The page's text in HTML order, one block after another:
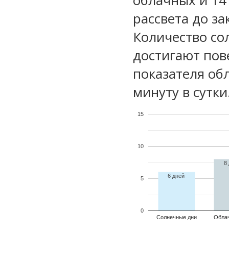
рассвета до
Количество
достигают
показателя
минуту в
Солнечные дни
0
5
10
15
6 дней
8